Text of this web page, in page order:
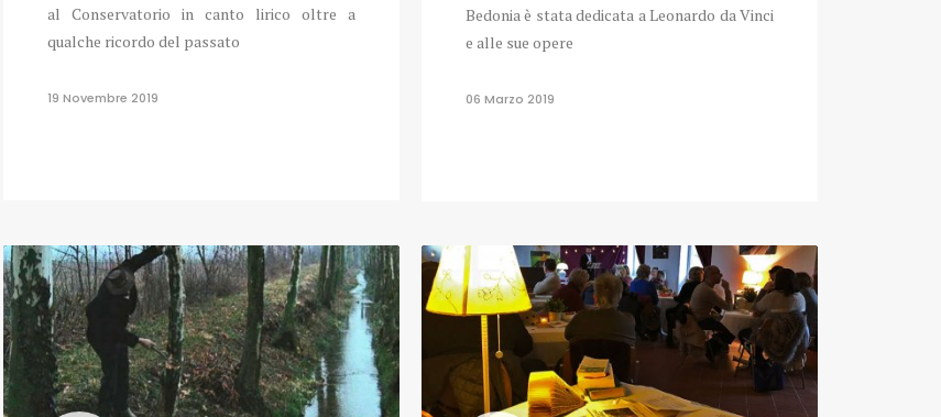
al Conservatorio in canto lirico oltre a
qualche ricordo del passato
19 Novembre 2019
Bedonia è stata dedicata a Leonardo da Vinci
e alle sue opere
06 Marzo 2019